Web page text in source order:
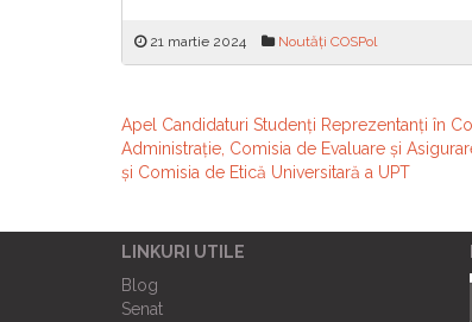
21 martie 2024 Noutăți COSPol
Navigare
în
Apel Candidaturi Studenți Reprezentanți în
Administrație, Comisia de Evaluare și
și Comisia de Etică Universitară a UPT
LINKURI UTILE
Blog
Senat